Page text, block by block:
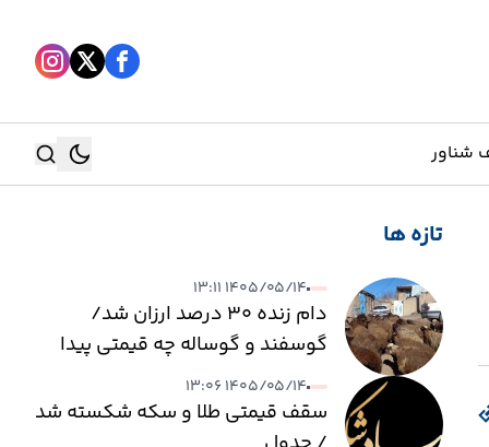
شناور
جستجو
تازه ها
۱۴۰۵/۰۵/۱۴ ۱۳:۱۱
دام زنده ۳۰ درصد ارزان شد/
گوسفند و گوساله چه قیمتی پیدا
کرد؟
۱۴۰۵/۰۵/۱۴ ۱۳:۰۶
سقف قیمتی طلا و سکه شکسته شد